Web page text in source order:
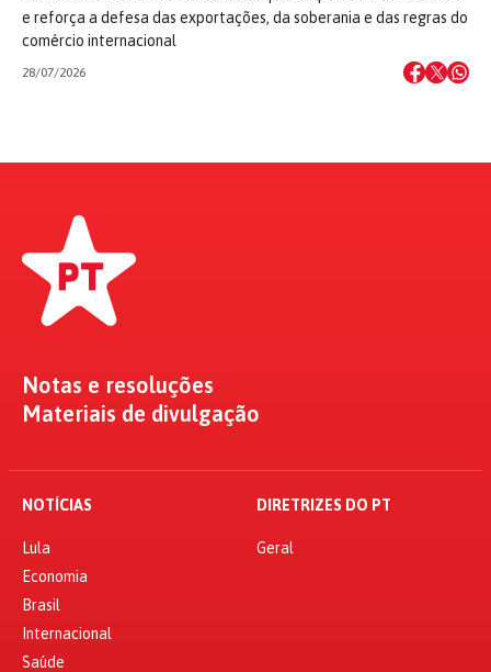
e reforça a defesa das exportações, da soberania e das regras do
comércio internacional
28/07/2026
Notas e resoluções
Materiais de divulgação
NOTÍCIAS
Lula
Economia
Brasil
Internacional
Saúde
DIRETRIZES DO PT
Geral